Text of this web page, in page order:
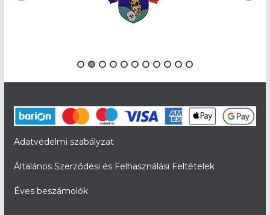
Adatvédelmi szabályzat
Általános Szerződési és Felhasználási Feltételek
Éves beszámolók